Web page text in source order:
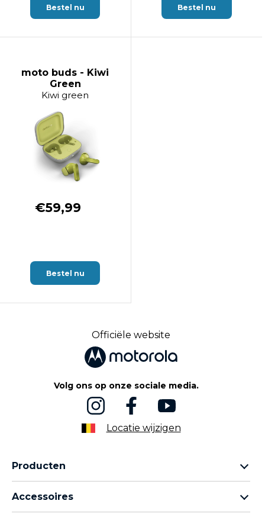
Bestel nu Bestel nu
moto buds - Kiwi
Green
Kiwi green
€59,99
Bestel nu
Officiële website
Volg ons op onze sociale media.
Locatie wijzigen
Producten
Accessoires